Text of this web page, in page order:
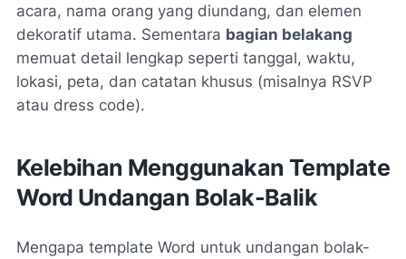
acara, nama orang yang diundang, dan elemen
dekoratif utama. Sementara bagian belakang
memuat detail lengkap seperti tanggal, waktu,
lokasi, peta, dan catatan khusus (misalnya RSVP
atau dress code).
Kelebihan Menggunakan Template
Word Undangan Bolak-Balik
Mengapa template Word untuk undangan bolak-